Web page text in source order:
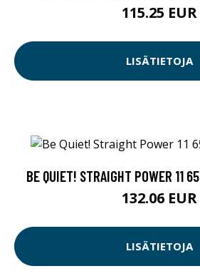
115.25 EUR
LISÄTIETOJA
BE QUIET! STRAIGHT POWER 11
132.06 EUR
LISÄTIETOJA